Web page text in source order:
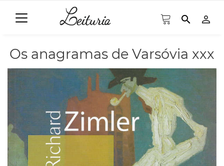
search person_outline
Os anagramas de Varsóvia xxx